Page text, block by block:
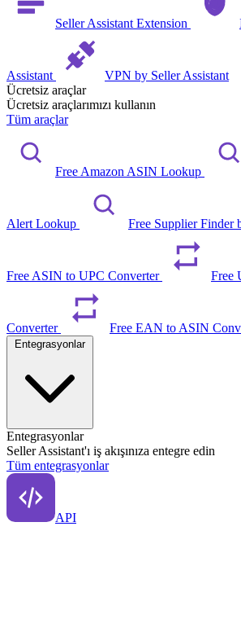
Seller Assistant Extension
Assistant
VPN by Seller Assistant
Ücretsiz araçlar
Ücretsiz araçlarımızı kullanın
Tüm araçlar
Free Amazon ASIN Lookup
Alert Lookup Free Supplier Finder
Free ASIN to UPC Converter Free
Converter Free EAN to ASIN
Entegrasyonlar
Entegrasyonlar
Seller Assistant'ı iş akışınıza entegre edin
Tüm entegrasyonlar
API